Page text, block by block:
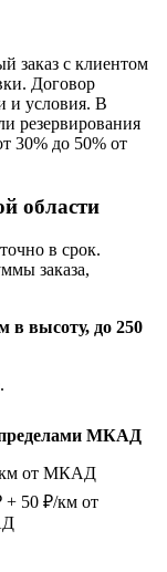
заказ с клиентом
Договор
и условия. В
резервирования
30% до 50% от
области
в срок.
заказа,
в высоту, до 250
МКАД
от МКАД
+ 50 ₽/км от